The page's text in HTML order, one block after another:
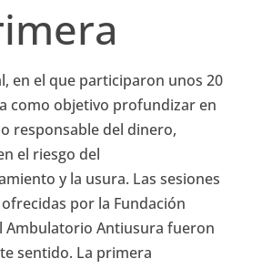
en el que participaron unos 20
como objetivo profundizar en
responsable del dinero,
el riesgo del
y la usura. Las sesiones
por la Fundación
Ambulatorio Antiusura fueron
sentido. La primera